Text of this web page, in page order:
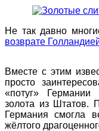
Не так давно
возврате
Вместе с этим
просто
«потуг»
золота из Штатов.
Германия смогла
жёлтого